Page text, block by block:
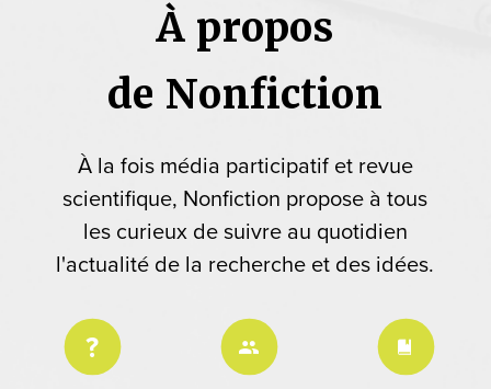
À propos
de Nonfiction
À la fois média participatif et revue
scientifique, Nonfiction propose à tous
les curieux de suivre au quotidien
l'actualité de la recherche et des idées.